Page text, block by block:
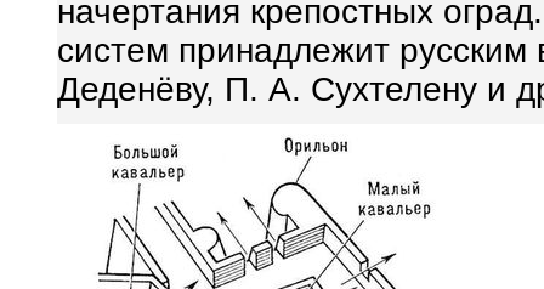
начертания крепостных
систем принадлежит
Деденёву, П. А. Сухтелену и